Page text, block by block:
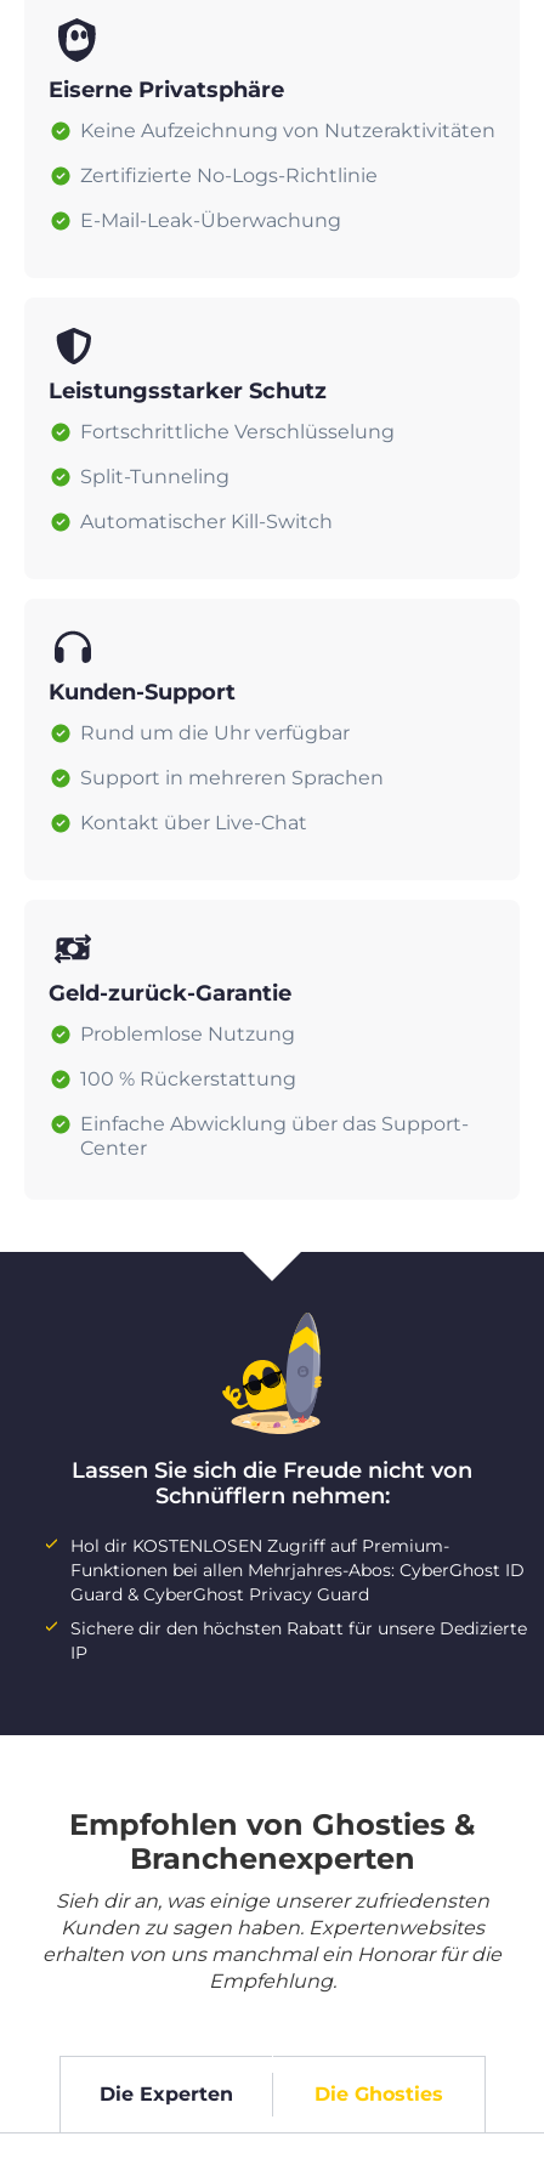
Eiserne Privatsphäre
Keine Aufzeichnung von Nutzeraktivitäten
Zertifizierte No-Logs-Richtlinie
E-Mail-Leak-Überwachung
Leistungsstarker Schutz
Fortschrittliche Verschlüsselung
Split-Tunneling
Automatischer Kill-Switch
Kunden-Support
Rund um die Uhr verfügbar
Support in mehreren Sprachen
Kontakt über Live-Chat
Geld-zurück-Garantie
Problemlose Nutzung
100 % Rückerstattung
Einfache Abwicklung über das Support-
Center
Lassen Sie sich die Freude nicht von
Schnüfflern nehmen:
Hol dir KOSTENLOSEN Zugriff auf Premium-
Funktionen bei allen Mehrjahres-Abos: CyberGhost ID
Guard & CyberGhost Privacy Guard
Sichere dir den höchsten Rabatt für unsere Dedizierte
IP
Empfohlen von Ghosties &
Branchenexperten
Sieh dir an, was einige unserer zufriedensten
Kunden zu sagen haben. Expertenwebsites
erhalten von uns manchmal ein Honorar für die
Empfehlung.
Die Experten Die Ghosties